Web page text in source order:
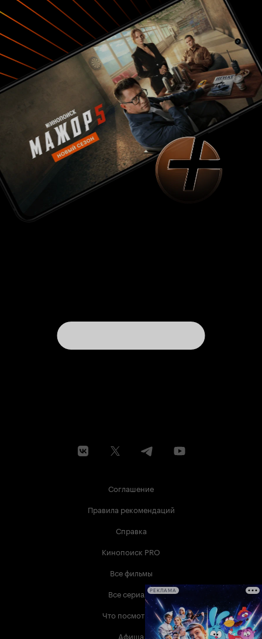
Соглашение
Правила рекомендаций
Справка
Кинопоиск PRO
Все фильмы
Все сериалы
Что посмотреть
Афиша
РЕКЛАМА